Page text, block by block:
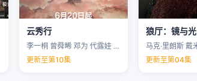
云秀行
李一桐 曾舜晞 邓为 代露娃 …
更新至第10集
狼厅：镜与光
更新至第04集